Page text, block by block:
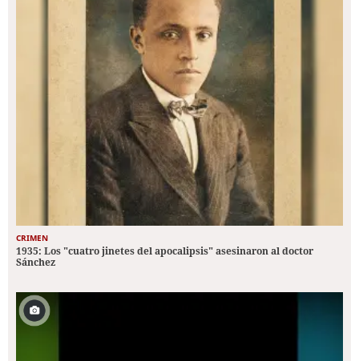
CRIMEN
1935: Los "cuatro jinetes del apocalipsis" asesinaron al doctor
Sánchez